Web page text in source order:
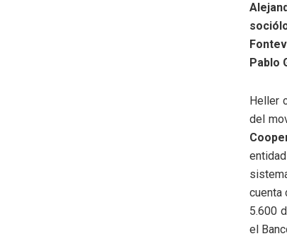
Pablo
Heller
del
cuenta
5.600
el